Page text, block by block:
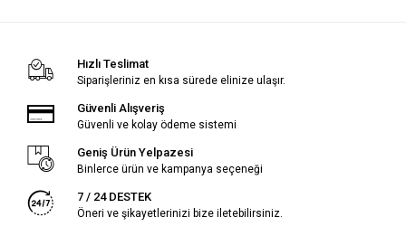
Hızlı Teslimat
Siparişleriniz en kısa sürede elinize ulaşır.
Güvenli Alışveriş
Güvenli ve kolay ödeme sistemi
Geniş Ürün Yelpazesi
Binlerce ürün ve kampanya seçeneği
7 / 24 DESTEK
Öneri ve şikayetlerinizi bize iletebilirsiniz.